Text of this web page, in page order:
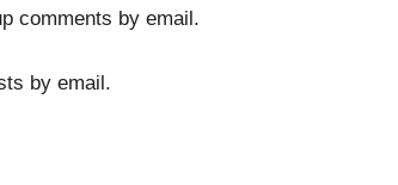
comments by email.
by email.